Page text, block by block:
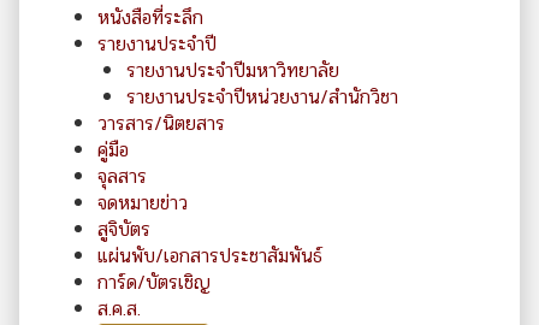
หนังสือที่ระลึก
รายงานประจำปี
รายงานประจำปีมหาวิทยาลัย
รายงานประจำปีหน่วยงาน/สำนักวิชา
วารสาร/นิตยสาร
คู่มือ
จุลสาร
จดหมายข่าว
สูจิบัตร
แผ่นพับ/เอกสารประชาสัมพันธ์
การ์ด/บัตรเชิญ
ส.ค.ส.